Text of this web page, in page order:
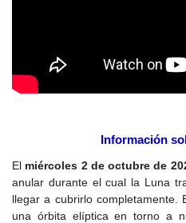
Información
El miércoles 2 de octubre de
anular durante el cual la Luna
llegar a cubrirlo
una órbita elíptica en torno a